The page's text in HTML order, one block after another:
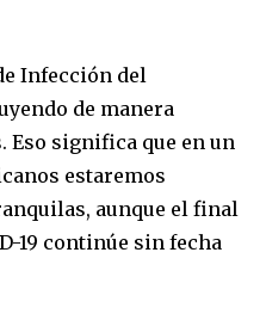
Infección del
de manera
Eso significa que en un
estaremos
aunque el final
19 continúe sin fecha